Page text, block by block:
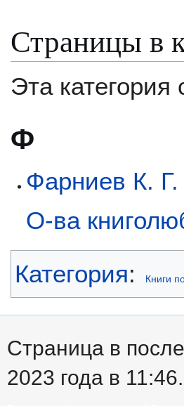
Страницы в
Эта
Ф
Фарниев К. Г.
О-ва
Категория: Книги
Страница в
2023 года в 11:46.